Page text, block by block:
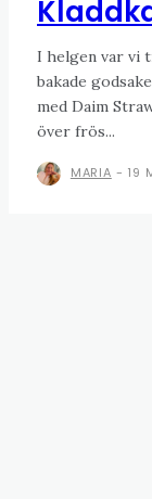
I helgen var vi
bakade
med Daim
över frös...
MARIA - 19